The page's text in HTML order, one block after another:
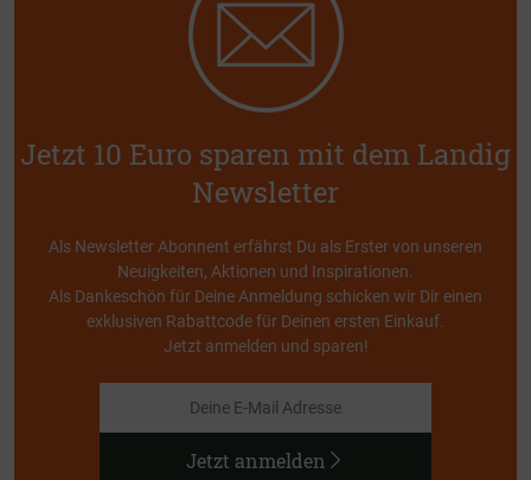
Jetzt 10 Euro sparen mit dem Landig
Newsletter
Als Newsletter Abonnent erfährst Du als Erster von unseren
Neuigkeiten, Aktionen und Inspirationen.
Als Dankeschön für Deine Anmeldung schicken wir Dir einen
exklusiven Rabattcode für Deinen ersten Einkauf.
Jetzt anmelden und sparen!
Jetzt anmelden